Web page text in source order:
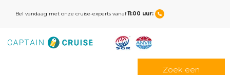
Bel vandaag met onze cruise-experts vanaf11:00 uur:
Zoek een